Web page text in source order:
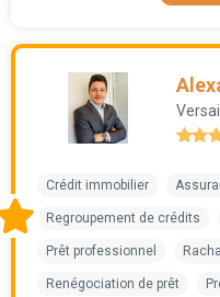
Crédit immobilier
Regroupement de crédits
Prêt professionnel
Renégociation de prêt